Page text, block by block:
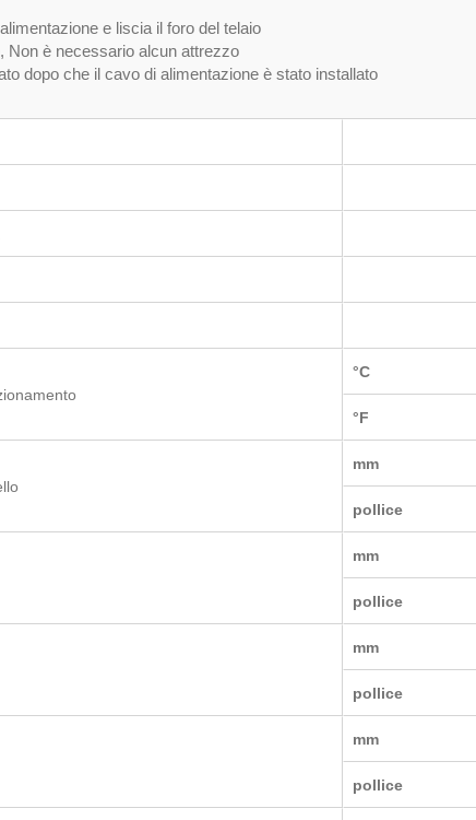
e liscia il foro del telaio
Non è necessario alcun attrezzo
dopo che il cavo di alimentazione è stato installato
°C
°F
mm
pollice
mm
pollice
mm
pollice
mm
pollice